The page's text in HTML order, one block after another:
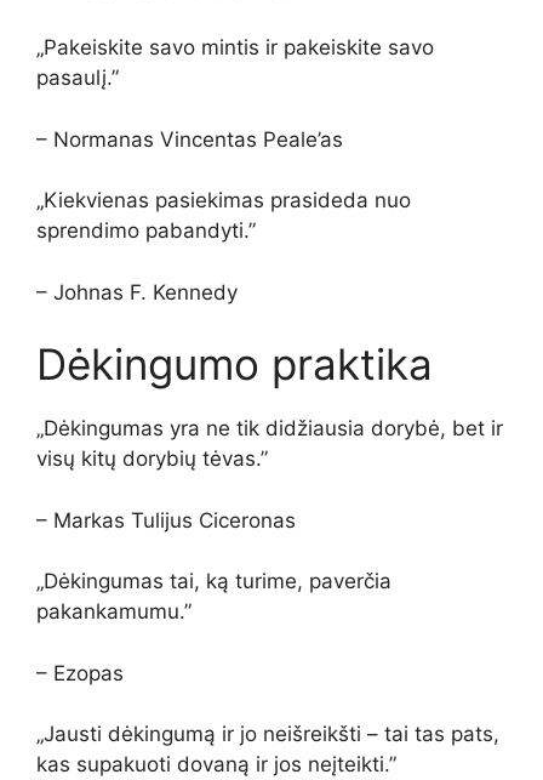
„Pakeiskite savo mintis ir pakeiskite savo
pasaulį.”
– Normanas Vincentas Peale’as
„Kiekvienas pasiekimas prasideda nuo
sprendimo pabandyti.”
– Johnas F. Kennedy
Dėkingumo praktika
„Dėkingumas yra ne tik didžiausia dorybė, bet ir
visų kitų dorybių tėvas.”
– Markas Tulijus Ciceronas
„Dėkingumas tai, ką turime, paverčia
pakankamumu.”
– Ezopas
„Jausti dėkingumą ir jo neišreikšti – tai tas pats,
kas supakuoti dovaną ir jos neįteikti.”